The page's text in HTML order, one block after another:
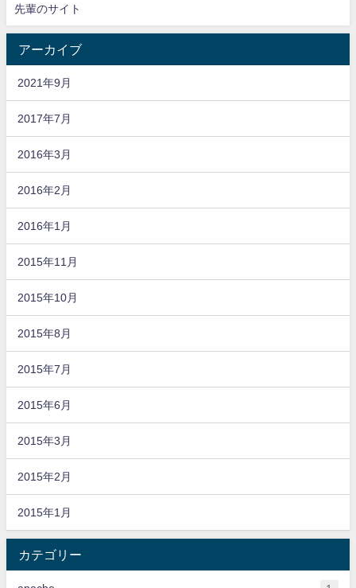
先輩のサイト
アーカイブ
2021年9月
2017年7月
2016年3月
2016年2月
2016年1月
2015年11月
2015年10月
2015年8月
2015年7月
2015年6月
2015年3月
2015年2月
2015年1月
カテゴリー